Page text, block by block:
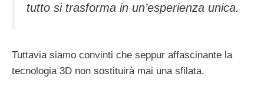
tutto si trasforma in un’esperienza unica.
Tuttavia siamo convinti che seppur affascinante la
tecnologia 3D non sostituirà mai una sfilata.